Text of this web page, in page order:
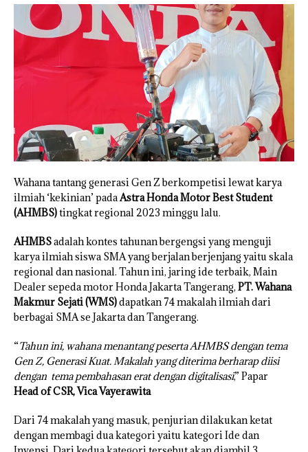
Wahana tantang generasi Gen Z berkompetisi lewat karya
ilmiah ‘kekinian’ padaAstra Honda Motor Best Student
(AHMBS)tingkat regional 2023 minggu lalu.
AHMBSadalah kontes tahunan bergengsi yang menguji
karya ilmiah siswa SMA yang berjalan berjenjang yaitu skala
regional dan nasional. Tahun ini, jaring ide terbaik, Main
Dealer sepeda motor Honda Jakarta Tangerang, PT. Wahana
Makmur Sejati (WMS)dapatkan 74 makalah ilmiah dari
berbagai SMA se Jakarta dan Tangerang.
“Tahun ini, wahana menantang peserta AHMBS dengan tema
Gen Z, Generasi Kuat. Makalah yang diterima berharap diisi
dengan tema pembahasan erat dengan digitalisasi,” Papar
Head of CSR, Vica Vayerawita
Dari 74 makalah yang masuk, penjurian dilakukan ketat
dengan membagi dua kategori yaitu kategori Ide dan